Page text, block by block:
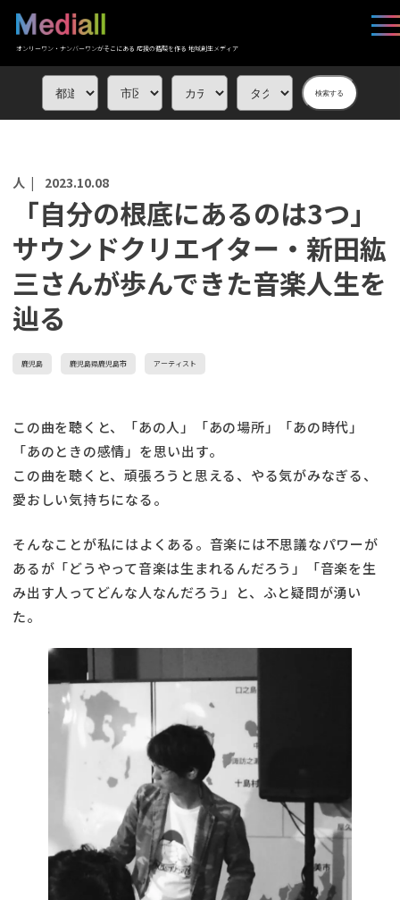
オンリーワン・ナンバーワンがそこにある 応援の循環を作る 地域創生メディア
検索する
人 | 2023.10.08
「自分の根底にあるのは3つ」
サウンドクリエイター・新田紘
三さんが歩んできた音楽人生を
辿る
鹿児島 鹿児島県鹿児島市 アーティスト
この曲を聴くと、「あの人」「あの場所」「あの時代」
「あのときの感情」を思い出す。
この曲を聴くと、頑張ろうと思える、やる気がみなぎる、
愛おしい気持ちになる。
そんなことが私にはよくある。音楽には不思議なパワーが
あるが「どうやって音楽は生まれるんだろう」「音楽を生
み出す人ってどんな人なんだろう」と、ふと疑問が湧い
た。